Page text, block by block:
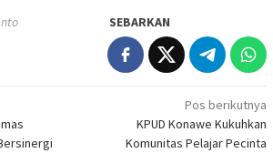
SEBARKAN
Pos berikutnya
KPUD Konawe Kukuhkan
Komunitas Pelajar Pecinta